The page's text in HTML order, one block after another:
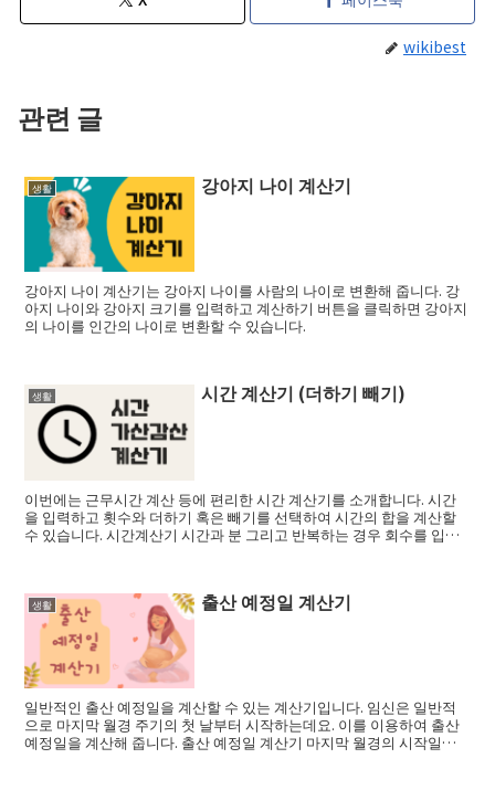
wikibest
관련 글
생활 강아지 나이 계산기
강아지 나이 계산기는 강아지 나이를 사람의 나이로 변환해 줍니다. 강
아지 나이와 강아지 크기를 입력하고 계산하기 버튼을 클릭하면 강아지
의 나이를 인간의 나이로 변환할 수 있습니다.
생활 시간 계산기 (더하기 빼기)
이번에는 근무시간 계산 등에 편리한 시간 계산기를 소개합니다. 시간
을 입력하고 횟수와 더하기 혹은 빼기를 선택하여 시간의 합을 계산할
수 있습니다. 시간계산기 시간과 분 그리고 반복하는 경우 회수를 입력
생활 출산 예정일 계산기
일반적인 출산 예정일을 계산할 수 있는 계산기입니다. 임신은 일반적
으로 마지막 월경 주기의 첫 날부터 시작하는데요. 이를 이용하여 출산
예정일을 계산해 줍니다. 출산 예정일 계산기 마지막 월경의 시작일을